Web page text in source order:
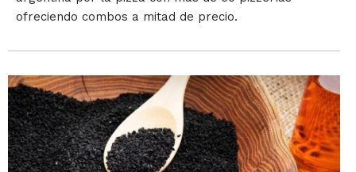
ofreciendo combos a mitad de precio.